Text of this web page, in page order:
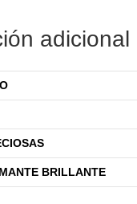
adicional
BRILLANTE